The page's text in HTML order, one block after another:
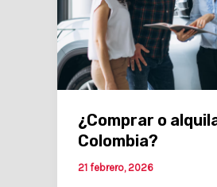
¿Comprar o
Colombia?
21 febrero, 2026